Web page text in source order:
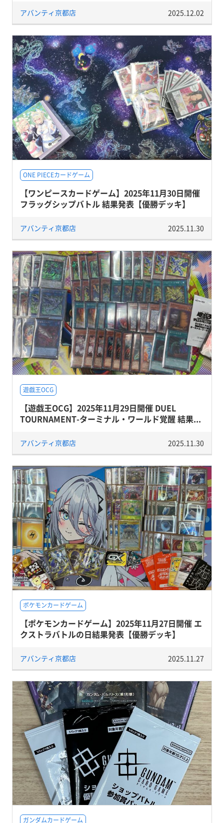
アバンティ京都店 2025.12.02
ONE PIECEカードゲーム
【ワンピースカードゲーム】2025年11月30日開催
フラッグシップバトル 結果発表【優勝デッキ】
アバンティ京都店 2025.11.30
遊戯王OCG
【遊戯王OCG】2025年11月29日開催 DUEL
TOURNAMENT-ターミナル・ワールド覚醒 結果...
アバンティ京都店 2025.11.30
ポケモンカードゲーム
【ポケモンカードゲーム】2025年11月27日開催 エ
クストラバトルの日結果発表【優勝デッキ】
アバンティ京都店 2025.11.27
ガンダムカードゲーム